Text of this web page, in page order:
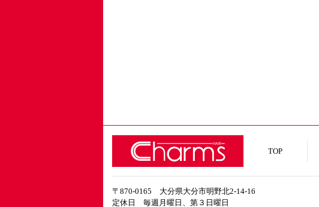
TOP
〒870-0165 大分県大分市明野北2-14-16
定休日 毎週月曜日、第３日曜日